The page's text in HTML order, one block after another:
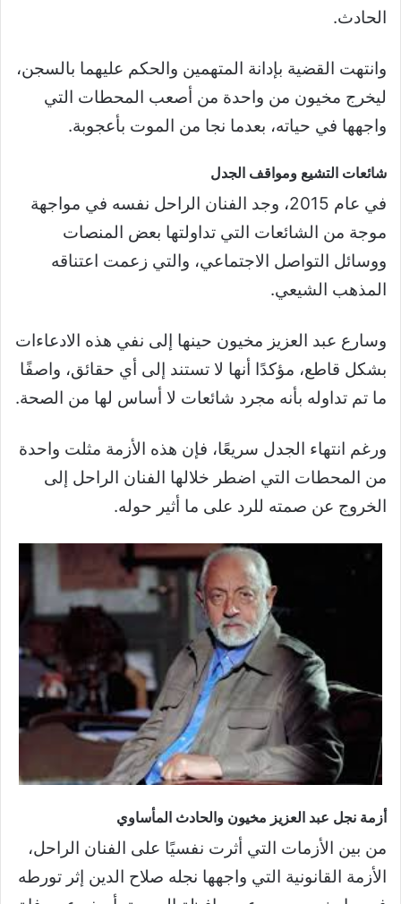
الحادث.
وانتهت القضية بإدانة المتهمين والحكم عليهما بالسجن،
ليخرج مخيون من واحدة من أصعب المحطات التي
واجهها في حياته، بعدما نجا من الموت بأعجوبة.
شائعات التشيع ومواقف الجدل
في عام 2015، وجد الفنان الراحل نفسه في مواجهة
موجة من الشائعات التي تداولتها بعض المنصات
ووسائل التواصل الاجتماعي، والتي زعمت اعتناقه
المذهب الشيعي.
وسارع عبد العزيز مخيون حينها إلى نفي هذه الادعاءات
بشكل قاطع، مؤكدًا أنها لا تستند إلى أي حقائق، واصفًا
ما تم تداوله بأنه مجرد شائعات لا أساس لها من الصحة.
ورغم انتهاء الجدل سريعًا، فإن هذه الأزمة مثلت واحدة
من المحطات التي اضطر خلالها الفنان الراحل إلى
الخروج عن صمته للرد على ما أثير حوله.
أزمة نجل عبد العزيز مخيون والحادث المأساوي
من بين الأزمات التي أثرت نفسيًا على الفنان الراحل،
الأزمة القانونية التي واجهها نجله صلاح الدين إثر تورطه